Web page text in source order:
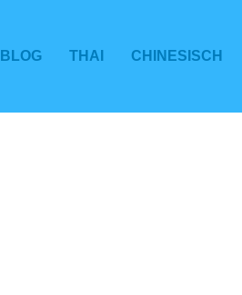
BLOG THAI CHINESISCH